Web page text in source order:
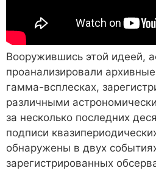
Вооружившись этой идеей,
проанализировали
гамма-всплесках,
различными
за несколько последних
подписи
обнаружены в двух
зарегистрированных